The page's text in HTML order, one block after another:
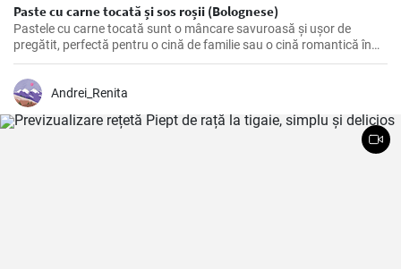
Paste cu carne tocată și sos roșii (Bolognese)
Pastele cu carne tocată sunt o mâncare savuroasă și ușor de
pregătit, perfectă pentru o cină de familie sau o cină romantică în
doi. O combinație perfectă între carbohidrați, proteine și legume
proaspete, care va satisface cu siguranță pofta de mâncare.
Andrei_Renita